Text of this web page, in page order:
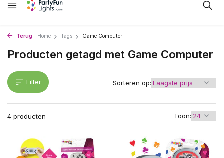
Terug Home Tags Game Computer
Producten getagd met Game Computer
Filter
4 producten Toon:
Sorteren op: